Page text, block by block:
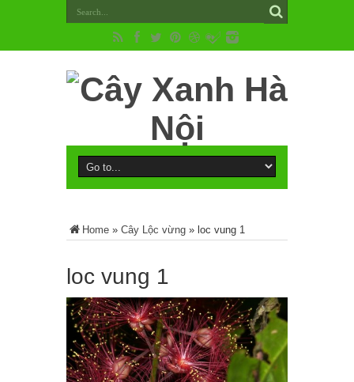
Home » Cây Lộc vừng » loc vung 1
loc vung 1